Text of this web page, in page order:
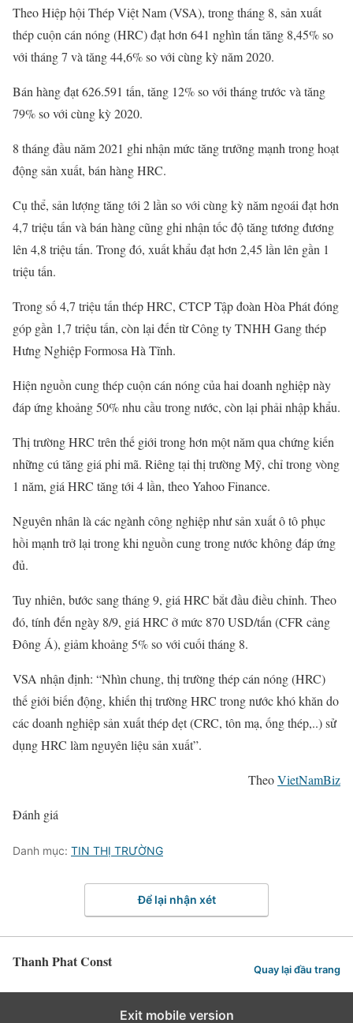
Theo Hiệp hội Thép Việt Nam (VSA), trong tháng 8, sản xuất
thép cuộn cán nóng (HRC) đạt hơn 641 nghìn tấn tăng 8,45% so
với tháng 7 và tăng 44,6% so với cùng kỳ năm 2020.
Bán hàng đạt 626.591 tấn, tăng 12% so với tháng trước và tăng
79% so với cùng kỳ 2020.
8 tháng đầu năm 2021 ghi nhận mức tăng trưởng mạnh trong hoạt
động sản xuất, bán hàng HRC.
Cụ thể, sản lượng tăng tới 2 lần so với cùng kỳ năm ngoái đạt hơn
4,7 triệu tấn và bán hàng cũng ghi nhận tốc độ tăng tương đương
lên 4,8 triệu tấn. Trong đó, xuất khẩu đạt hơn 2,45 lần lên gần 1
triệu tấn.
Trong số 4,7 triệu tấn thép HRC, CTCP Tập đoàn Hòa Phát đóng
góp gần 1,7 triệu tấn, còn lại đến từ Công ty TNHH Gang thép
Hưng Nghiệp Formosa Hà Tĩnh.
Hiện nguồn cung thép cuộn cán nóng của hai doanh nghiệp này
đáp ứng khoảng 50% nhu cầu trong nước, còn lại phải nhập khẩu.
Thị trường HRC trên thế giới trong hơn một năm qua chứng kiến
những cú tăng giá phi mã. Riêng tại thị trường Mỹ, chỉ trong vòng
1 năm, giá HRC tăng tới 4 lần, theo Yahoo Finance.
Nguyên nhân là các ngành công nghiệp như sản xuất ô tô phục
hồi mạnh trở lại trong khi nguồn cung trong nước không đáp ứng
đủ.
Tuy nhiên, bước sang tháng 9, giá HRC bắt đầu điều chỉnh. Theo
đó, tính đến ngày 8/9, giá HRC ở mức 870 USD/tấn (CFR cảng
Đông Á), giảm khoảng 5% so với cuối tháng 8.
VSA nhận định: “Nhìn chung, thị trường thép cán nóng (HRC)
thế giới biến động, khiến thị trường HRC trong nước khó khăn do
các doanh nghiệp sản xuất thép dẹt (CRC, tôn mạ, ống thép,..) sử
dụng HRC làm nguyên liệu sản xuất”.
TheoVietNamBiz
Đánh giá
Danh mục: TIN THỊ TRƯỜNG
Để lại nhận xét
Thanh Phat Const Quay lại đầu trang
Exit mobile version